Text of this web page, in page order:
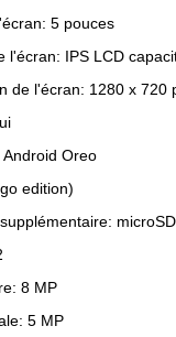
5 pouces
l'écran: IPS LCD
de l'écran: 1280 x 720
Oreo
edition)
8 MP
5 MP